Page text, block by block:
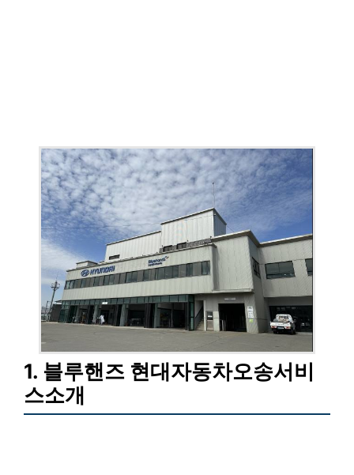
1. 블루핸즈 현대자동차오송서비
스소개